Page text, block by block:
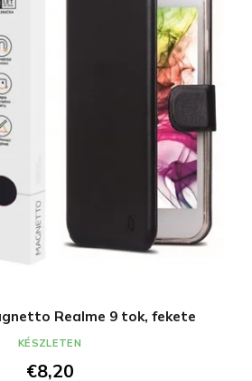
Realme 9 tok, fekete
€8,20
KÉSZLETEN